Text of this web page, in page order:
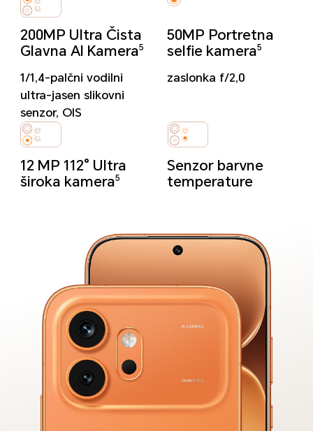
200MP Ultra Čista
Glavna AI Kamera5
1/1,4-palčni vodilni
ultra-jasen slikovni
senzor, OIS
50MP Portretna
selfie kamera5
zaslonka f/2,0
12 MP 112° Ultra
široka kamera5
Senzor barvne
temperature